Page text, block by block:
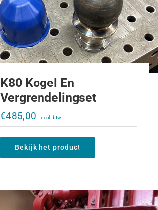
K80 Kogel En
Vergrendelingset
€485,00
Bekijk het product
Draagplaat K80 CASE IHC 956XL-
€1.200,00